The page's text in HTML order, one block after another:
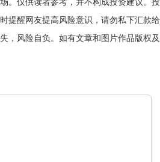
。仅供读者参考，并不构成投资建议。投
提醒网友提高风险意识，请勿私下汇款给
，风险自负。如有文章和图片作品版权及